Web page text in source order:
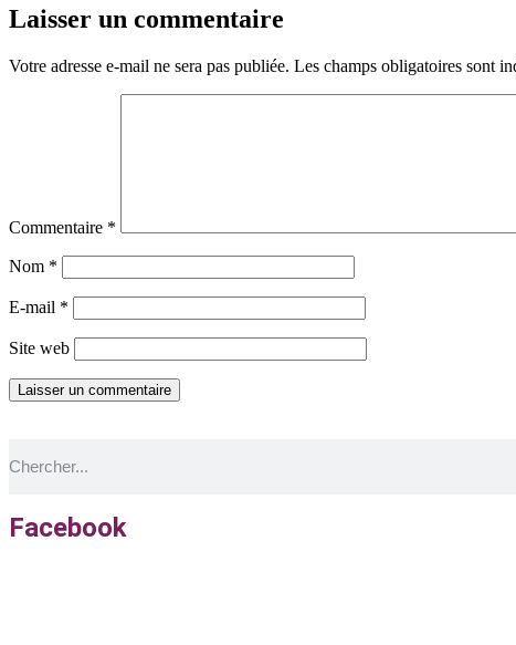
Laisser un commentaire
Votre adresse e-mail ne sera pas publiée. Les champs obligatoires sont
Commentaire *
Nom *
E-mail *
Site web
Facebook